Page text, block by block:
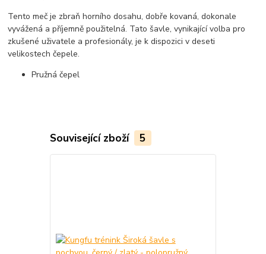
Tento meč je zbraň horního dosahu, dobře kovaná, dokonale
vyvážená a příjemně použitelná. Tato šavle, vynikající volba pro
zkušené uživatele a profesionály, je k dispozici v deseti
velikostech čepele.
Pružná čepel
Související zboží 5